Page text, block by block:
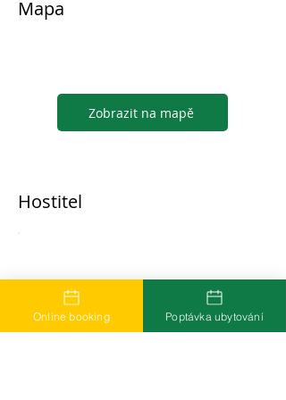
Mapa
Zobrazit na mapě
Hostitel
...
Online booking Poptávka ubytování